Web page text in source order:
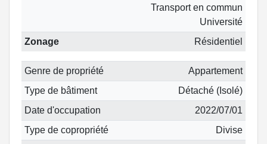
Transport en commun
Université
Zonage
Résidentiel
Genre de propriété
Appartement
Type de bâtiment
Détaché (Isolé)
Date d'occupation
2022/07/01
Type de copropriété
Divise